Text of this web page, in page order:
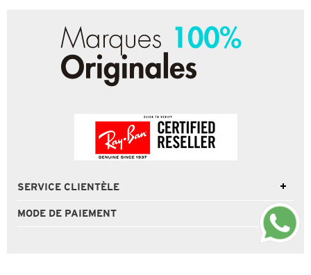
SERVICE CLIENTÈLE
MODE DE PAIEMENT